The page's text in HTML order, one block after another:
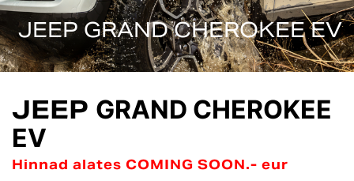
JEEP GRAND CHEROKEE EV
JEEP GRAND CHEROKEE
EV
Hinnad alates COMING SOON.- eur